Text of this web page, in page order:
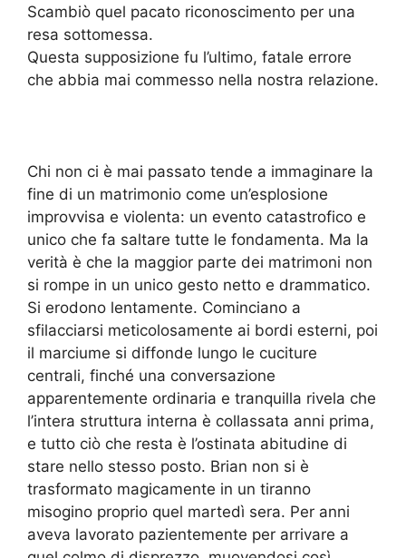
Scambiò quel pacato riconoscimento per una
resa sottomessa.
Questa supposizione fu l’ultimo, fatale errore
che abbia mai commesso nella nostra relazione.
Chi non ci è mai passato tende a immaginare la
fine di un matrimonio come un’esplosione
improvvisa e violenta: un evento catastrofico e
unico che fa saltare tutte le fondamenta. Ma la
verità è che la maggior parte dei matrimoni non
si rompe in un unico gesto netto e drammatico.
Si erodono lentamente. Cominciano a
sfilacciarsi meticolosamente ai bordi esterni, poi
il marciume si diffonde lungo le cuciture
centrali, finché una conversazione
apparentemente ordinaria e tranquilla rivela che
l’intera struttura interna è collassata anni prima,
e tutto ciò che resta è l’ostinata abitudine di
stare nello stesso posto. Brian non si è
trasformato magicamente in un tiranno
misogino proprio quel martedì sera. Per anni
aveva lavorato pazientemente per arrivare a